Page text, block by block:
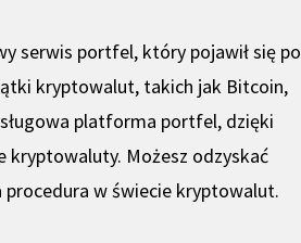
serwis portfel, który pojawił się po
kryptowalut, takich jak Bitcoin,
platforma portfel, dzięki
Możesz odzyskać
w świecie kryptowalut.